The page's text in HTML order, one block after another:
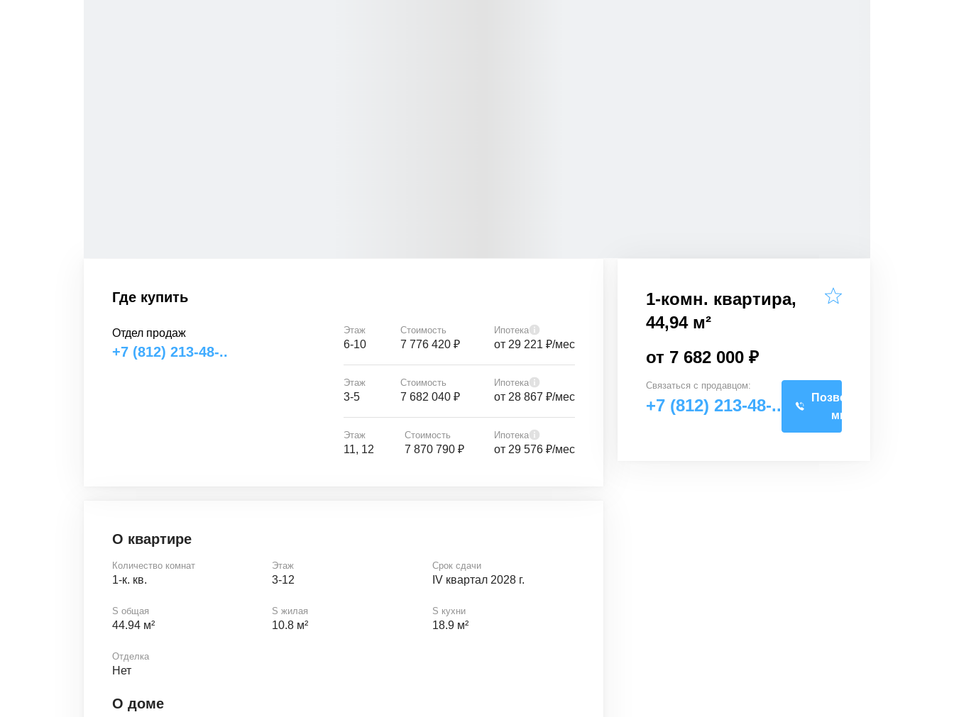
Где купить
Отдел продаж
+7 (812) 213-48-..
Этаж
6-10
Стоимость
7 776 420 ₽
Ипотека
от 29 221 ₽/мес
Этаж
3-5
Стоимость
7 682 040 ₽
Ипотека
от 28 867 ₽/мес
Этаж
11, 12
Стоимость
7 870 790 ₽
Ипотека
от 29 576 ₽/мес
О квартире
Количество комнат
1-к. кв.
Этаж
3-12
Срок сдачи
IV квартал 2028 г.
S общая
44.94 м²
S жилая
10.8 м²
S кухни
18.9 м²
Отделка
Нет
О доме
1-комн. квартира,
44,94 м²
от 7 682 000 ₽
Связаться с продавцом:
+7 (812) 213-48-..
Позвоните
мне